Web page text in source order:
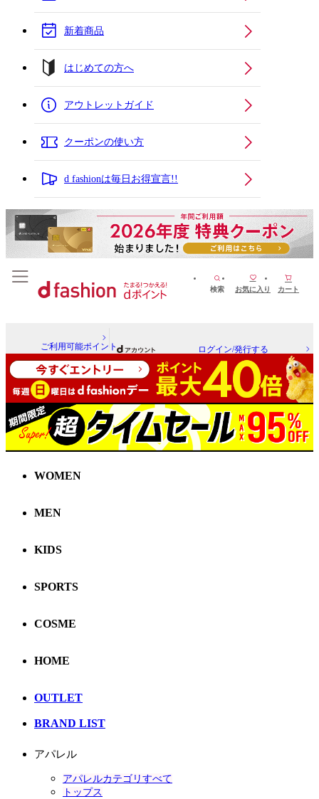
新着商品
はじめての方へ
アウトレットガイド
クーポンの使い方
d fashionは毎日お得宣言!!
検索 お気に入り カート
ご利用可能ポイント ログイン/発行する
WOMEN
MEN
KIDS
SPORTS
COSME
HOME
OUTLET
BRAND LIST
アパレル
アパレルカテゴリすべて
トップス